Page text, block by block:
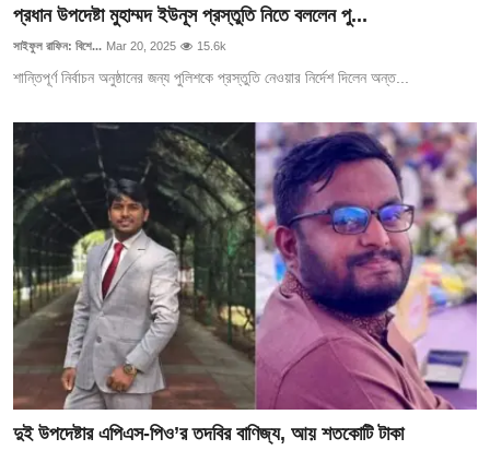
প্রধান উপদেষ্টা মুহাম্মদ ইউনূস প্রস্তুতি নিতে বললেন পু...
সাইফুল রাফিন: বিশে... Mar 20, 2025 15.6k
শান্তিপূর্ণ নির্বাচন অনুষ্ঠানের জন্য পুলিশকে প্রস্তুতি নেওয়ার নির্দেশ দিলেন অন্ত...
দুই উপদেষ্টার এপিএস-পিও’র তদবির বাণিজ্য, আয় শতকোটি টাকা